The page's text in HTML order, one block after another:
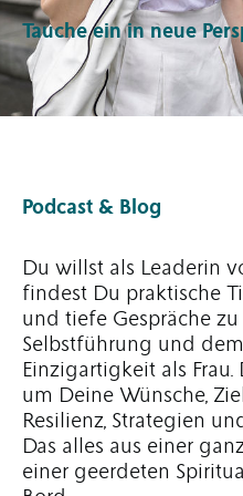
Tauche ein in neue
Podcast & Blog
Du willst als Leaderin
findest Du praktische
und tiefe Gespräche zu
Selbstführung und
Einzigartigkeit als
um Deine Wünsche,
Resilienz, Strategien
Das alles aus einer
einer geerdeten